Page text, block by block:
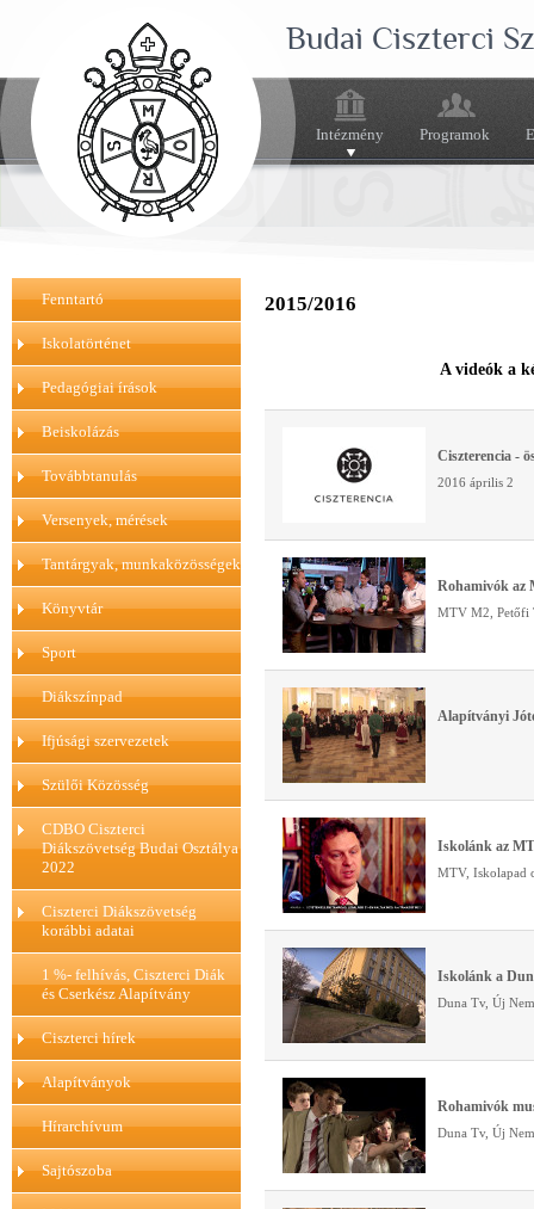
Budai Ciszterci
Intézmény Programok
Fenntartó
Iskolatörténet
Pedagógiai írások
Beiskolázás
Továbbtanulás
Versenyek, mérések
Tantárgyak, munkaközösségek
Könyvtár
Sport
Diákszínpad
Ifjúsági szervezetek
Szülői Közösség
CDBO Ciszterci
Diákszövetség Budai Osztálya
2022
Ciszterci Diákszövetség
korábbi adatai
1 %- felhívás, Ciszterci Diák
és Cserkész Alapítvány
Ciszterci hírek
Alapítványok
Hírarchívum
Sajtószoba
2015/2016
A videók a
Ciszterencia -
2016 április 2
Rohamivók az
MTV M2, Petőfi
Alapítványi
Iskolánk az
MTV, Iskolapad
Iskolánk a
Duna Tv, Új
Rohamivók
Duna Tv, Új